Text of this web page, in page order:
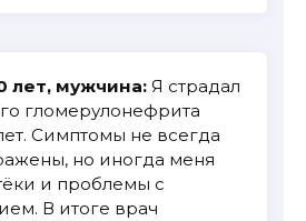
лет, мужчина: Я страдал
гломерулонефрита
Симптомы не всегда
но иногда меня
и проблемы с
В итоге врач